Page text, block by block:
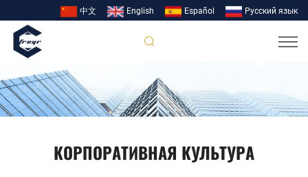
中文 English Español Pусский язык
КОРПОРАТИВНАЯ КУЛЬТУРА